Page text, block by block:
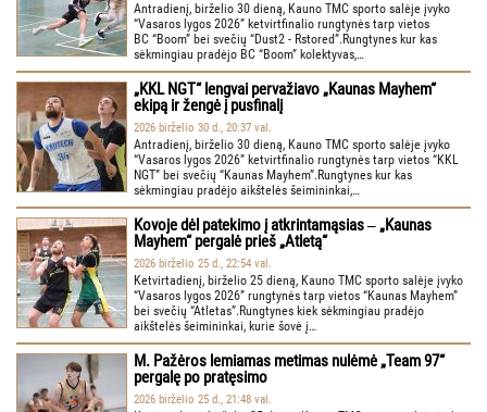
Antradienį, birželio 30 dieną, Kauno TMC sporto salėje įvyko
“Vasaros lygos 2026” ketvirtfinalio rungtynės tarp vietos
BC “Boom” bei svečių “Dust2 - Rstored”.Rungtynes kur kas
sėkmingiau pradėjo BC “Boom” kolektyvas,…
„KKL NGT“ lengvai pervažiavo „Kaunas Mayhem“
ekipą ir žengė į pusfinalį
2026 birželio 30 d., 20:37 val.
Antradienį, birželio 30 dieną, Kauno TMC sporto salėje įvyko
“Vasaros lygos 2026” ketvirtfinalio rungtynės tarp vietos “KKL
NGT” bei svečių “Kaunas Mayhem”.Rungtynes kur kas
sėkmingiau pradėjo aikštelės šeimininkai,…
Kovoje dėl patekimo į atkrintamąsias ‒ „Kaunas
Mayhem“ pergalė prieš „Atletą“
2026 birželio 25 d., 22:54 val.
Ketvirtadienį, birželio 25 dieną, Kauno TMC sporto salėje įvyko
“Vasaros lygos 2026” rungtynės tarp vietos “Kaunas Mayhem”
bei svečių “Atletas”.Rungtynes kiek sėkmingiau pradėjo
aikštelės šeimininkai, kurie šovė į…
M. Pažėros lemiamas metimas nulėmė „Team 97“
pergalę po pratęsimo
2026 birželio 25 d., 21:48 val.